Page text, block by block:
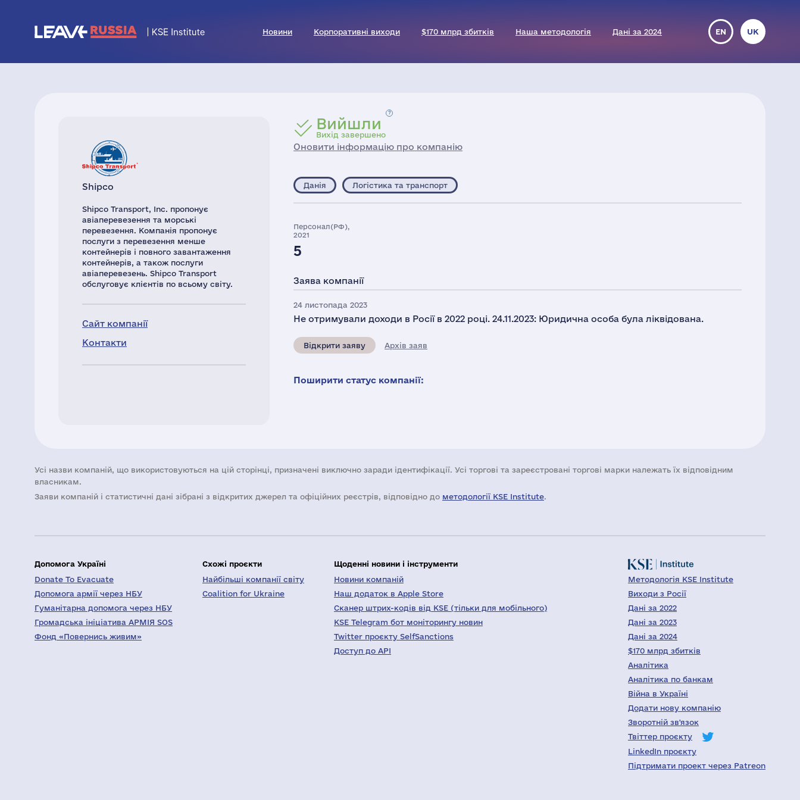
Новини Корпоративні виходи $170 млрд збитків Наша методологія Дані за 2024 EN UK
Shipco
Shipco Transport, Inc. пропонує
авіаперевезення та морські
перевезення. Компанія пропонує
послуги з перевезення менше
контейнерів і повного завантаження
контейнерів, а також послуги
авіаперевезень. Shipco Transport
обслуговує клієнтів по всьому світу.
Сайт компанії
Контакти
Вийшли
Вихід завершено
Оновити інформацію про компанію
Данія Логістика та транспорт
Персонал(РФ),
2021
5
Заява компанії
24 листопада 2023
Не отримували доходи в Росії в 2022 році. 24.11.2023: Юридична особа була ліквідована.
Відкрити заяву Архів заяв
Поширити статус компанії:
Усі назви компаній, що використовуються на цій сторінці, призначені виключно заради ідентифікації. Усі торгові та зареєстровані торгові марки належать їх відповідним
власникам.
Заяви компаній i статистичні дані зібрані з відкритих джерел та офіційних реєстрів, відповідно до методології KSE Institute.
Допомога Україні
Donate To Evacuate
Допомога армії через НБУ
Гуманітарна допомога через НБУ
Громадська ініціатива АРМІЯ SOS
Фонд «Повернись живим»
Схожі проєкти
Найбільші компанії світу
Coalition for Ukraine
Щоденні новини і інструменти
Новини компаній
Наш додаток в Apple Store
Сканер штрих-кодів від KSE (тільки для мобільного)
KSE Telegram бот моніторингу новин
Twitter проєкту SelfSanctions
Доступ до API
Методологія KSE Institute
Виходи з Росії
Дані за 2022
Дані за 2023
Дані за 2024
$170 млрд збитків
Аналітика
Аналітика по банкам
Війна в Україні
Додати нову компанію
Зворотній зв'язок
Твіттер проєкту
LinkedIn проєкту
Підтримати проект через Patreon